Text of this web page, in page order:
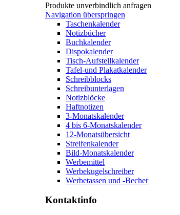
Produkte unverbindlich anfragen
Navigation überspringen
Taschenkalender
Notizbücher
Buchkalender
Dispokalender
Tisch-Aufstellkalender
Tafel-und Plakatkalender
Schreibblocks
Schreibunterlagen
Notizblöcke
Haftnotizen
3-Monatskalender
4 bis 6-Monatskalender
12-Monatsübersicht
Streifenkalender
Bild-Monatskalender
Werbemittel
Werbekugelschreiber
Werbetassen und -Becher
Kontaktinfo